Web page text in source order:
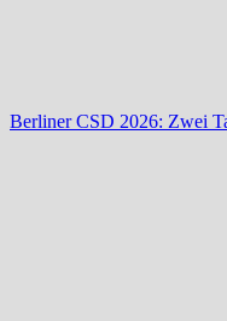
Berliner CSD 2026: Zwei